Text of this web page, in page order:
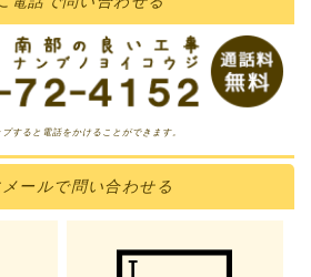
すると電話をかけることができます。
メールで問い合わせる